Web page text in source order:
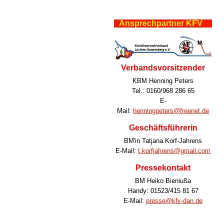
Ansprechpartner KFV
Verbandsvorsitzender
KBM Henning Peters
Tel.: 0160/968 286 65
E-
Mail: henningpeters@freenet.de
Geschäftsführerin
BM'in Tatjana Korf-Jahrens
E-Mail: t.korfjahrens@gmail.com
Pressekontakt
BM Heiko Bieniußa
Handy: 01523/415 81 67
E-Mail: presse@kfv-dan.de